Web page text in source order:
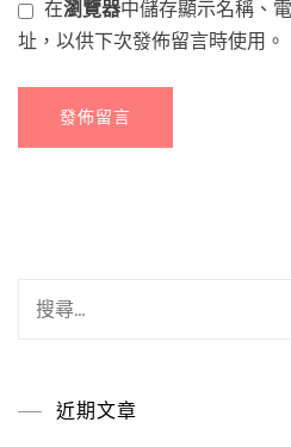
在瀏覽器中儲存顯示名稱、
址，以供下次發佈留言時使用。
近期文章